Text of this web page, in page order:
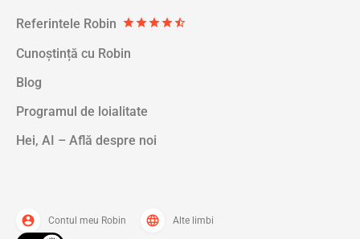
Referintele Robin starstarstarstarstar_half
Cunoștință cu Robin
Blog
Programul de loialitate
Hei, AI – Află despre noi
account_circle Contul meu Robin language Alte limbi